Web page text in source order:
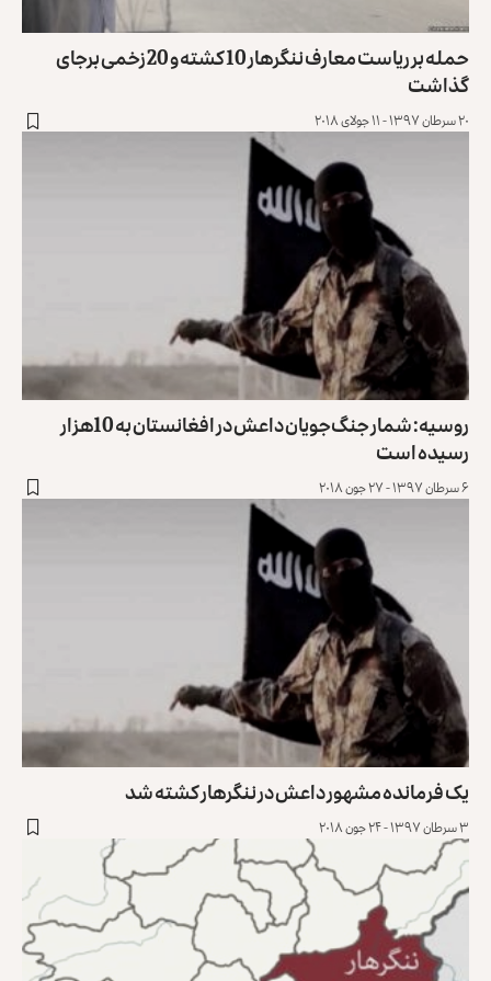
حمله بر ریاست معارف ننگرهار 10 کشته و 20 زخمی برجای
گذاشت
۲۰ سرطان ۱۳۹۷ - ۱۱ جولای ۲۰۱۸
روسیه: شمار جنگ‌جویان داعش در افغانستان به 10هزار
رسیده است
۶ سرطان ۱۳۹۷ - ۲۷ جون ۲۰۱۸
یک فرمانده مشهور داعش در ننگرهار کشته شد
۳ سرطان ۱۳۹۷ - ۲۴ جون ۲۰۱۸